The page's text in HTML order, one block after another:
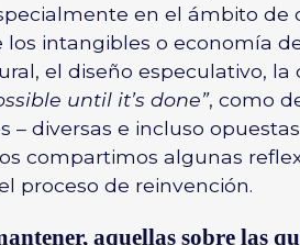
en el ámbito
los intangibles o economía
el diseño especulativo,
until it’s done”, como
– diversas e incluso
compartimos algunas
proceso de reinvención.
aquellas sobre las